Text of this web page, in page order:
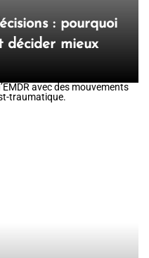
: pourquoi
décider mieux